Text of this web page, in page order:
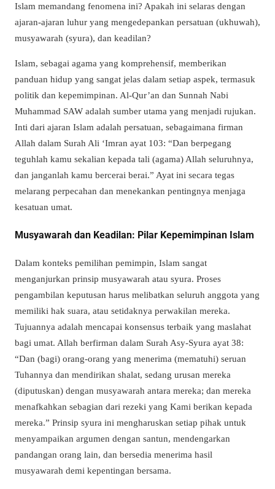
Islam memandang fenomena ini? Apakah ini selaras dengan
ajaran-ajaran luhur yang mengedepankan persatuan (ukhuwah),
musyawarah (syura), dan keadilan?
Islam, sebagai agama yang komprehensif, memberikan
panduan hidup yang sangat jelas dalam setiap aspek, termasuk
politik dan kepemimpinan. Al-Qur’an dan Sunnah Nabi
Muhammad SAW adalah sumber utama yang menjadi rujukan.
Inti dari ajaran Islam adalah persatuan, sebagaimana firman
Allah dalam Surah Ali ‘Imran ayat 103: “Dan berpegang
teguhlah kamu sekalian kepada tali (agama) Allah seluruhnya,
dan janganlah kamu bercerai berai.” Ayat ini secara tegas
melarang perpecahan dan menekankan pentingnya menjaga
kesatuan umat.
Musyawarah dan Keadilan: Pilar Kepemimpinan Islam
Dalam konteks pemilihan pemimpin, Islam sangat
menganjurkan prinsip musyawarah atau syura. Proses
pengambilan keputusan harus melibatkan seluruh anggota yang
memiliki hak suara, atau setidaknya perwakilan mereka.
Tujuannya adalah mencapai konsensus terbaik yang maslahat
bagi umat. Allah berfirman dalam Surah Asy-Syura ayat 38:
“Dan (bagi) orang-orang yang menerima (mematuhi) seruan
Tuhannya dan mendirikan shalat, sedang urusan mereka
(diputuskan) dengan musyawarah antara mereka; dan mereka
menafkahkan sebagian dari rezeki yang Kami berikan kepada
mereka.” Prinsip syura ini mengharuskan setiap pihak untuk
menyampaikan argumen dengan santun, mendengarkan
pandangan orang lain, dan bersedia menerima hasil
musyawarah demi kepentingan bersama.